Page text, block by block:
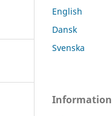
English
Dansk
Svenska
Information